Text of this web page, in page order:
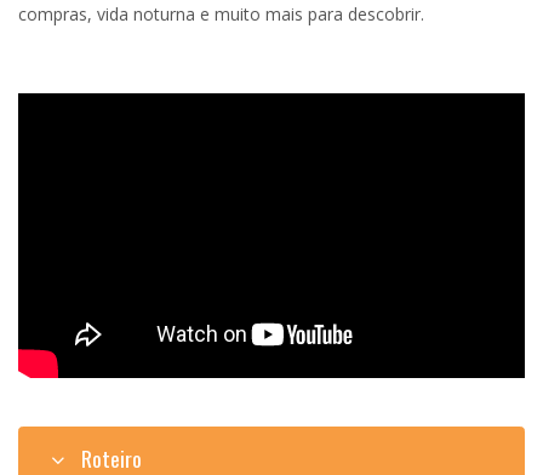
compras, vida noturna e muito mais para descobrir.
Roteiro